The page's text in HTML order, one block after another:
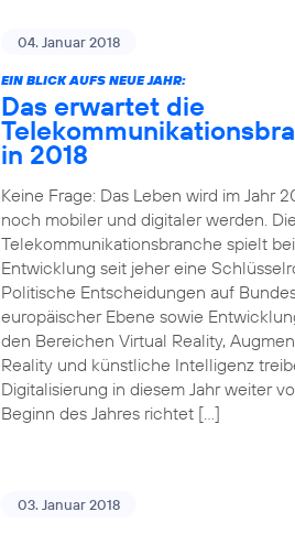
04. Januar 2018
EIN BLICK AUFS NEUE JAHR:
Das erwartet die
in 2018
Keine Frage: Das Leben wird im Jahr
noch mobiler und digitaler werden.
Telekommunikationsbranche spielt
Entwicklung seit jeher eine
Politische Entscheidungen auf
europäischer Ebene sowie
den Bereichen Virtual Reality,
Reality und künstliche Intelligenz
Digitalisierung in diesem Jahr weiter
Beginn des Jahres richtet […]
03. Januar 2018